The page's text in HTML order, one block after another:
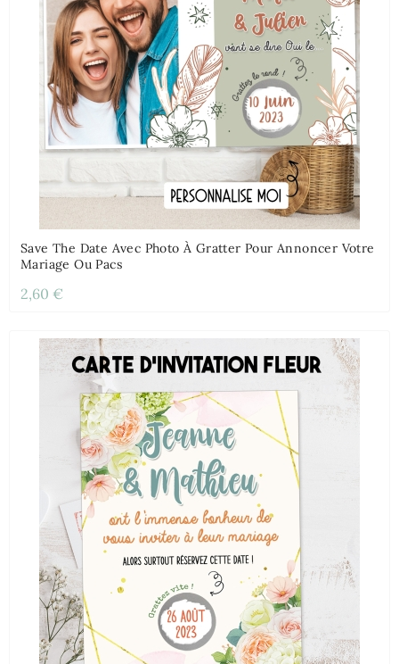
Save The Date Avec Photo À Gratter Pour Annoncer Votre
Mariage Ou Pacs
2,60 €